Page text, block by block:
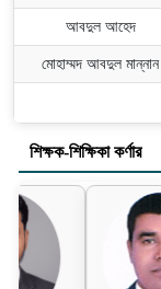
আবদুল আহেদ
মোহাম্মদ আবদুল মান্নান
শিক্ষক-শিক্ষিকা কর্ণার